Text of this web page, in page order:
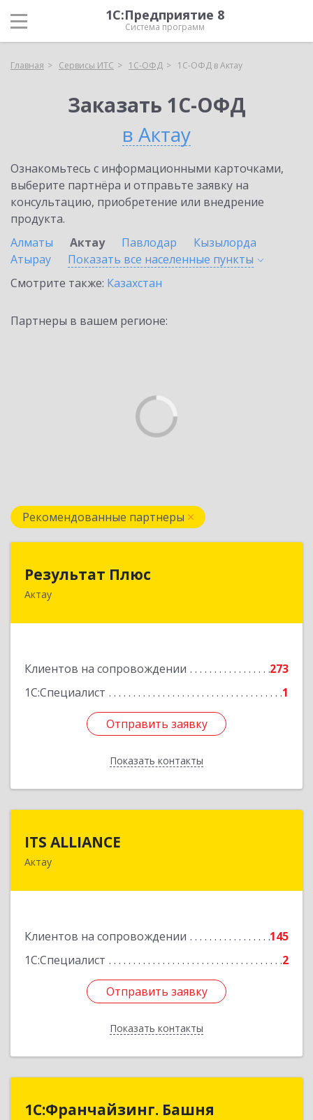
1С:Предприятие 8
Система программ
Главная Сервисы ИТС 1С-ОФД 1С-ОФД в Актау
Заказать 1С-ОФД
в Актау
Ознакомьтесь с информационными карточками,
выберите партнёра и отправьте заявку на
консультацию, приобретение или внедрение
продукта.
Алматы
Актау Павлодар
Кызылорда
Атырау
Показать все населенные пункты
Смотрите также: Казахстан
Партнеры в вашем регионе:
Рекомендованные партнеры
Результат Плюс
Актау
Клиентов на сопровождении
273
1С:Специалист
1
Отправить заявку
Показать контакты
Республика Казахстан, Мангистауская область,
Отправить заявку
Назад
ITS ALLIANCE
Актау
Клиентов на сопровождении
145
1С:Специалист
2
Отправить заявку
Показать контакты
Отправить заявку
Назад
1С:Франчайзинг. Башня
1С:Франчайзинг. Башня